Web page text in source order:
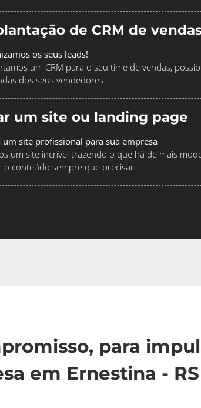
de CRM de
os seus leads!
um CRM para o seu time de vendas,
dos seus vendedores.
um site ou landing page
um site profissional para sua empresa
um site incrível trazendo o que há de mais
o conteúdo sempre que precisar.
para
em Ernestina - RS